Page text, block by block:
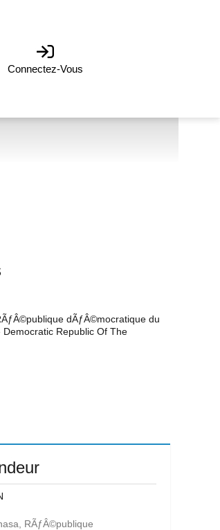
Connectez-Vous
dÃƒÂ©mocratique du
Republic Of The
RÃƒÂ©publique